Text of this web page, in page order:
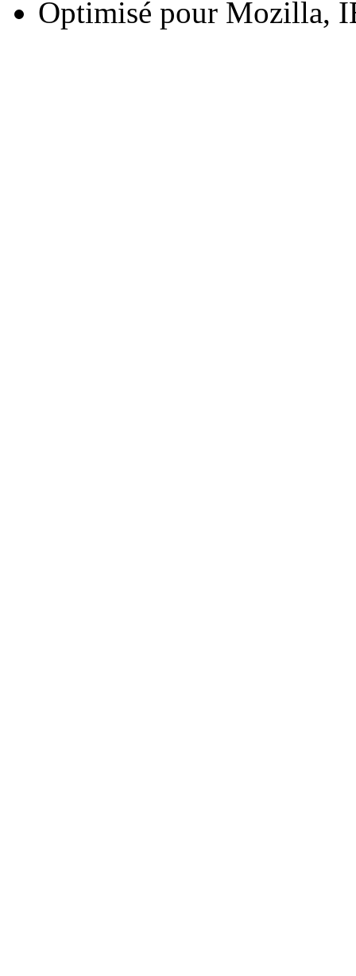
Optimisé pour Mozilla,